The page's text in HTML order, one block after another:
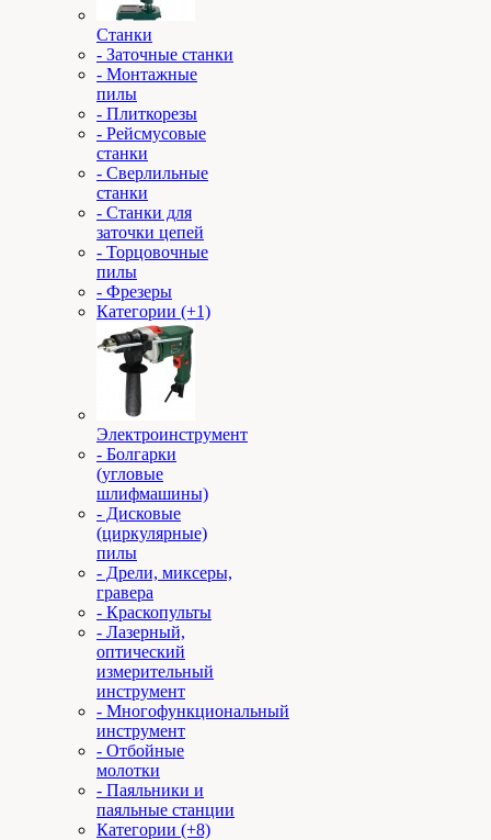
Станки
- Заточные станки
- Монтажные
пилы
- Плиткорезы
- Рейсмусовые
станки
- Сверлильные
станки
- Станки для
заточки цепей
- Торцовочные
пилы
- Фрезеры
Категории (+1)
Электроинструмент
- Болгарки
(угловые
шлифмашины)
- Дисковые
(циркулярные)
пилы
- Дрели, миксеры,
гравера
- Краскопульты
- Лазерный,
оптический
измерительный
инструмент
- Многофункциональный
инструмент
- Отбойные
молотки
- Паяльники и
паяльные станции
Категории (+8)